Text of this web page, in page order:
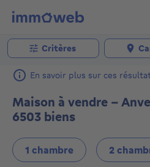
Critères
En savoir plus sur ces
Maison à vendre -
6503 biens
1 chambre 2